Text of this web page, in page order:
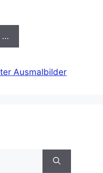
…
Ausmalbilder